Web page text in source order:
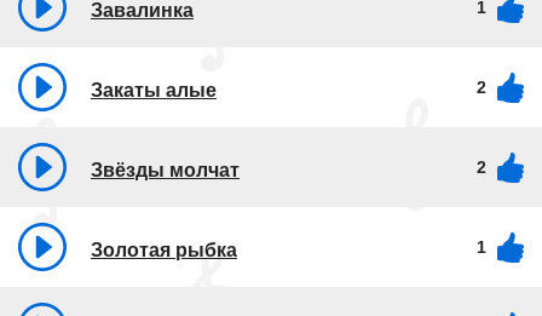
Завалинка 1
Закаты алые 2
Звёзды молчат 2
Золотая рыбка 1